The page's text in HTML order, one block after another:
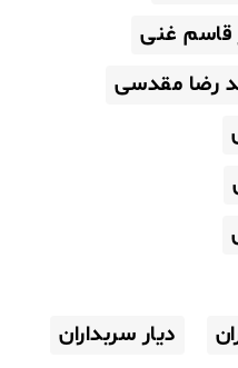
قاسم غنی
رضا مقدسی
دیار سربداران